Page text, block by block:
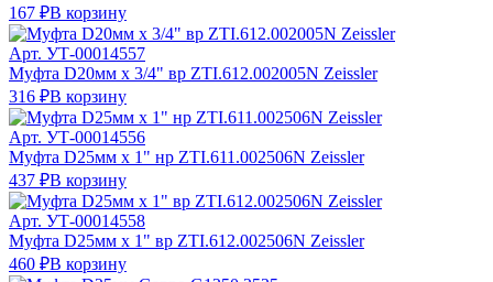
167 ₽В корзину
Арт. УТ-00014557
Муфта D20мм х 3/4" вр ZTI.612.002005N Zeissler
316 ₽В корзину
Арт. УТ-00014556
Муфта D25мм х 1" нр ZTI.611.002506N Zeissler
437 ₽В корзину
Арт. УТ-00014558
Муфта D25мм х 1" вр ZTI.612.002506N Zeissler
460 ₽В корзину